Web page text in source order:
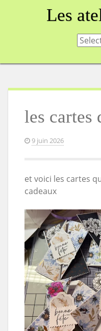
Les
les cartes
9 juin 2026
et voici les cartes
cadeaux